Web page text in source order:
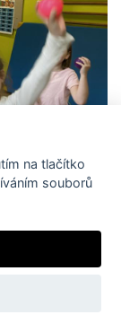
na tlačítko
souborů